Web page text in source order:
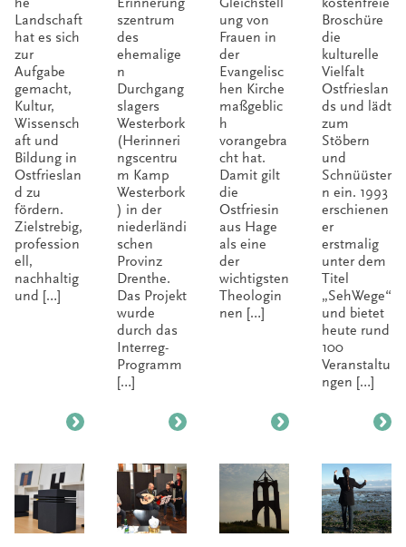
Landschaft
hat es sich
zur
Aufgabe
gemacht,
Kultur,
Wissensch
aft und
Bildung in
Ostfrieslan
d zu
fördern.
Zielstrebig,
profession
ell,
nachhaltig
und […]
szentrum
des
ehemalige
n
Durchgang
slagers
Westerbork
(Herinneri
ngscentru
m Kamp
Westerbork
) in der
niederländi
schen
Provinz
Drenthe.
Das Projekt
wurde
durch das
Interreg-
Programm
[…]
ung von
Frauen in
der
Evangelisc
hen Kirche
maßgeblic
h
vorangebra
cht hat.
Damit gilt
die
Ostfriesin
aus Hage
als eine
der
wichtigsten
Theologin
nen […]
Broschüre
die
kulturelle
Vielfalt
Ostfrieslan
ds und lädt
zum
Stöbern
und
Schnüüster
n ein. 1993
erschienen
er
erstmalig
unter dem
Titel
„SehWege“
und bietet
heute rund
100
Veranstaltu
ngen […]